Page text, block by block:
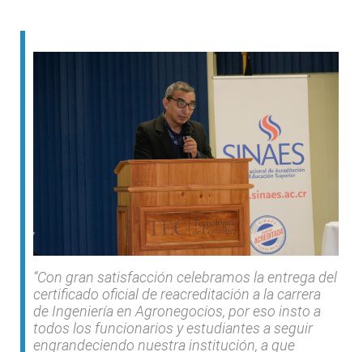
“Con gran satisfacción celebramos la entrega del
certificado oficial de reacreditación a la carrera
de Ingeniería en Agronegocios, por eso insto a
todos los funcionarios y estudiantes a seguir
engrandeciendo nuestra institución, a que